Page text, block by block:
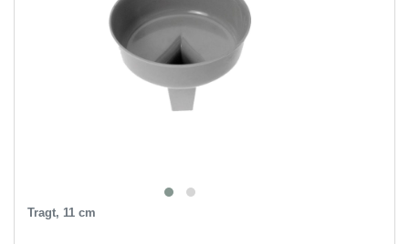
Tragt, 11 cm